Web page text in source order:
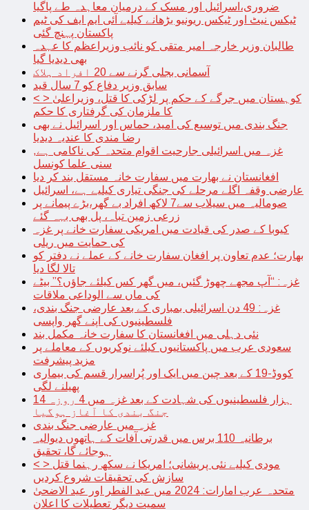
ضروری،اسرائیل اور مسک کے درمیان معاہدہ طے پاگیا
ٹیکس نیٹ اور ٹیکس ریونیو بڑھانے کیلیے آئی ایم ایف کی ٹیم
پاکستان پہنچ گئی
طالبان وزیر خارجہ امیر متقی کو نائب وزیراعظم کا عہدہ
بھی دیدیا گیا
آسمانی بجلی گرنے سے 20 افراد ہلاک
سابق وزیر دفاع کو 7 سال قید
< > کوہستان میں جرگے کے حکم پر لڑکی کا قتل، وزیراعلیٰ
کا ملزمان کی گرفتاری کا حکم
جنگ بندی میں توسیع کی امید، حماس اور اسرائیل نے بھی
رضا مندی کا عندیہ دیدیا
غزہ میں اسرائیلی جارحیت اقوام متحدہ کی ناکامی ہے,
سنی علما کونسل
افغانستان نے بھارت میں سفارت خانہ مستقل بند کر دیا
عارضی وقفہ اگلے مرحلے کی جنگی تیاری کیلیے ہے، اسرائیل
صومالیہ میں سیلاب سے7 لاکھ افراد بے گھر،بڑے پیمانے پر
زرعی زمین تباہ، پل بھی بہہ گئے
کیوبا کے صدر کی قیادت میں امریکی سفارت خانے پر غزہ
کی حمایت میں ریلی
بھارت؛ عدم تعاون پر افغان سفارت خانے کے عملے نے دفتر کو
تالا لگا دیا
غزہ: “آپ مجھے چھوڑ گئیں، میں گھر کس کیلئے جاؤں؟” بیٹے
کی ماں سے الوداعی ملاقات
غزہ: 49 دن اسرائیلی بمباری کے بعد عارضی جنگ بندی،
فلسطینیوں کی اپنے گھر واپسی
نئی دہلی میں افغانستان کا سفارت خانہ مکمل بند
سعودی عرب میں پاکستانیوں کیلئے نوکریوں کے معاملے پر
مزید پیشرفت
کووڈ-19 کے بعد چین میں ایک اور پُراسرار قسم کی بیماری
پھیلنے لگی
14 ہزار فلسطینیوں کی شہادت کے بعد غزہ میں 4 روزہ
جنگ بندی کا آغاز ہوگیا
غزہ میں عارضی جنگ بندی
برطانیہ 110 برس میں قدرتی آفات کے ہاتھوں دیوالیہ
ہوجائے گا، تحقیق
< > مودی کیلیے نئی پریشانی؛ امریکا نے سکھ رہنما قتل
سازش کی تحقیقات شروع کردیں
متحدہ عرب امارات: 2024 میں عید الفطر اور عید الاضحیٰ
سمیت دیگر تعطیلات کا اعلان